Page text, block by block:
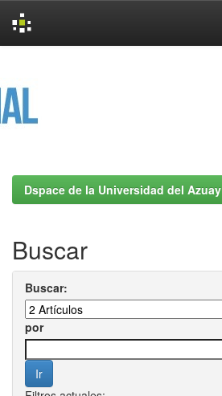
Dspace de la Universidad del Azuay
Buscar
Buscar:
por